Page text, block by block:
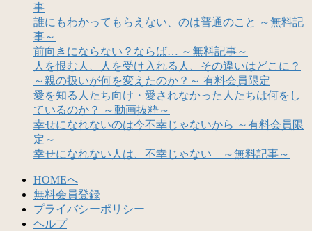
事
誰にもわかってもらえない、のは普通のこと ～無料記
事～
前向きにならない？ならば… ～無料記事～
人を恨む人、人を受け入れる人、その違いはどこに？
～親の扱いが何を変えたのか？～ 有料会員限定
愛を知る人たち向け・愛されなかった人たちは何をし
ているのか？ ～動画抜粋～
幸せになれないのは今不幸じゃないから ～有料会員限
定～
幸せになれない人は、不幸じゃない ～無料記事～
HOMEへ
無料会員登録
プライバシーポリシー
ヘルプ